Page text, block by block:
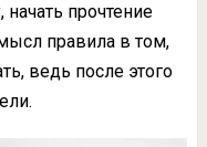
прочтение
правила в том,
ведь после этого